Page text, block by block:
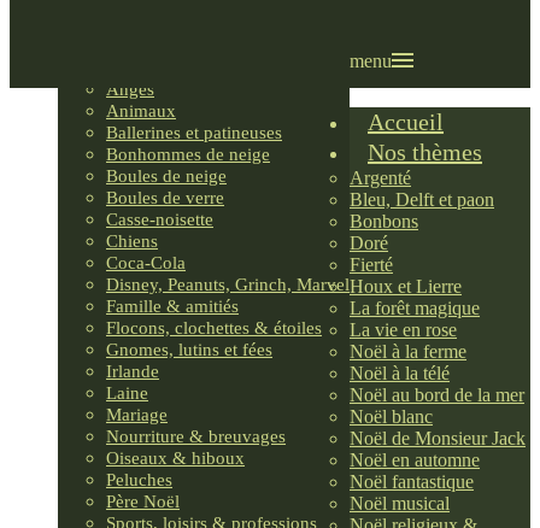
Anges
Animaux
Ballerines et patineuses
Bonhommes de neige
Boules de neige
Boules de verre
Casse-noisette
Chiens
Coca-Cola
Disney, Peanuts, Grinch, Marvel
Famille & amitiés
Flocons, clochettes & étoiles
Gnomes, lutins et fées
Irlande
Laine
Mariage
Nourriture & breuvages
Oiseaux & hiboux
Peluches
Père Noël
Sports, loisirs & professions
menu
Accueil
Nos thèmes
Argenté
Bleu, Delft et paon
Bonbons
Doré
Fierté
Houx et Lierre
La forêt magique
La vie en rose
Noël à la ferme
Noël à la télé
Noël au bord de la mer
Noël blanc
Noël de Monsieur Jack
Noël en automne
Noël fantastique
Noël musical